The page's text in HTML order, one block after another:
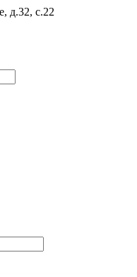
д.32, с.22